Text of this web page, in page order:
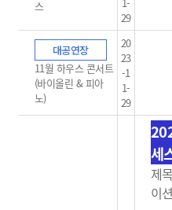
스
29
대공연장
11월 하우스 콘서트
(바이올린 & 피아
노)
20
23
-1
1-
29
세
제
이